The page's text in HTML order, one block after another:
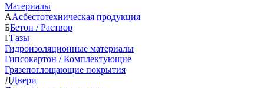
Материалы
ААсбестотехническая продукция
ББетон / Раствор
ГГазы
Гидроизоляционные материалы
Гипсокартон / Комплектующие
Грязепоглощающие покрытия
ДДвери